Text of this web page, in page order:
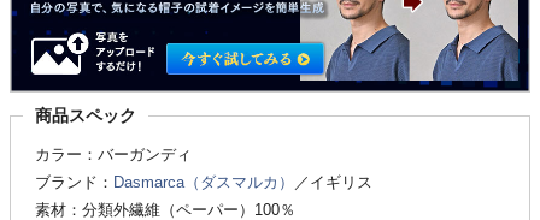
商品スペック
カラー：バーガンディ
ブランド： Dasmarca（ダスマルカ）
／イギリス
素材：分類外繊維（ペーパー）100％